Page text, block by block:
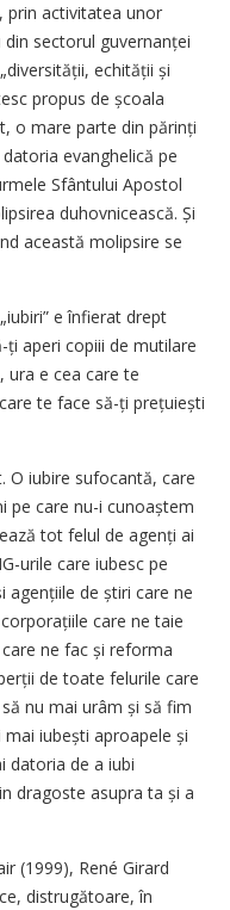
prin activitatea unor
sectorul guvernanței
echității și
propus de școala
o mare parte din părinți
evanghelică pe
Sfântului Apostol
duhovnicească. Și
această molipsire se
e înfierat drept
ți aperi copiii de mutilare
ura e cea care te
te face să-ți prețuiești
O iubire sufocantă, care
pe care nu-i cunoaștem
tot felul de agenți ai
urile care iubesc pe
agențiile de știri care ne
care ne taie
ne fac și reforma
de toate felurile care
nu mai urâm și să fim
iubești aproapele și
datoria de a iubi
dragoste asupra ta și a
(1999), René Girard
distrugătoare, în